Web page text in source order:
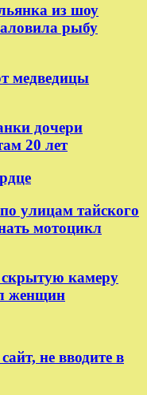
из шоу
рыбу
медведицы
дочери
20 лет
улицам тайского
мотоцикл
камеру
женщин
не вводите в